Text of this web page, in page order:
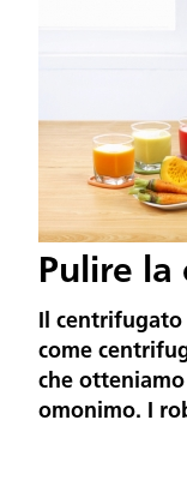
Pulire la
Il
come
che
omonimo. I